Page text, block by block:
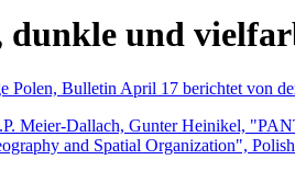
dunkle und
Polen, Bulletin April 17 berichtet von
Meier-Dallach, Gunter Heinikel,
and Spatial Organization",